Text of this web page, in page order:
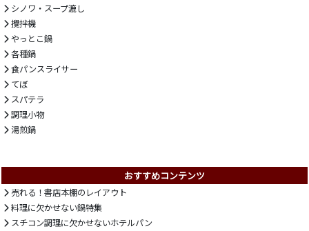
シノワ・スープ漉し
攪拌機
やっとこ鍋
各種鍋
食パンスライサー
てぼ
スパテラ
調理小物
湯煎鍋
おすすめコンテンツ
売れる！書店本棚のレイアウト
料理に欠かせない鍋特集
スチコン調理に欠かせないホテルパン